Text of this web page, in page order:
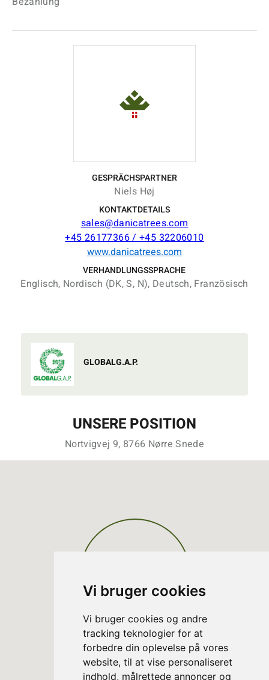
Vi bruger cookies
Vi bruger cookies og andre
tracking teknologier for at
forbedre din oplevelse på vores
website, til at vise personaliseret
indhold, målrettede annoncer og
GESPRÄCHSPARTNER
Niels Høj
KONTAKTDETAILS
sales@danicatrees.com
+45 26177366 / +45 32206010
www.danicatrees.com
VERHANDLUNGSSPRACHE
Englisch, Nordisch (DK, S, N), Deutsch, Französisch
GLOBALG.A.P.
UNSERE POSITION
Nortvigvej 9, 8766 Nørre Snede